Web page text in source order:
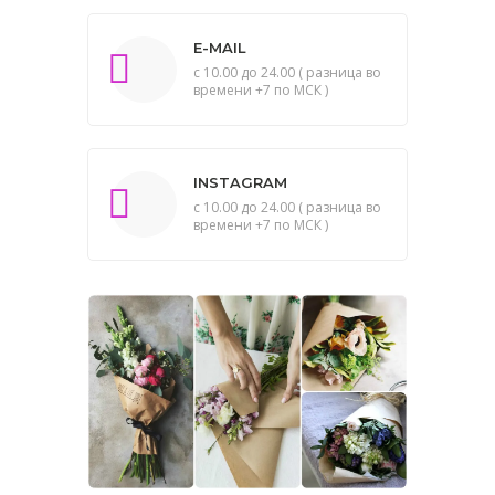
E-MAIL
с 10.00 до 24.00 ( разница во
времени +7 по МСК )
INSTAGRAM
с 10.00 до 24.00 ( разница во
времени +7 по МСК )